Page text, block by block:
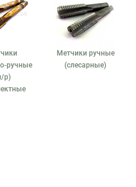
ручные
р)
Метчики ручные
(слесарные)